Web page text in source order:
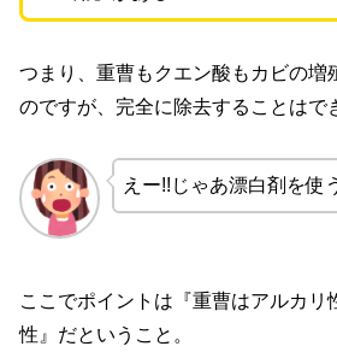
つまり、重曹もクエン酸もカビの増
のですが、完全に除去することはで
えー!!じゃあ漂白剤を使
ここでポイントは『重曹はアルカリ
性』だということ。